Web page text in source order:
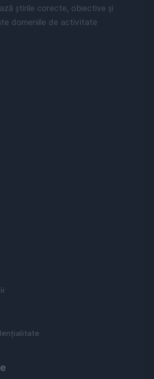
știrile corecte, obiective și
domeniile de activitate